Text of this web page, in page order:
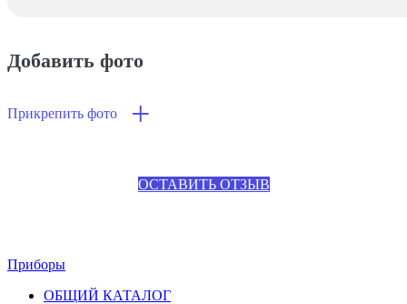
Добавить фото
Прикрепить фото +
ОСТАВИТЬ ОТЗЫВ
Приборы
ОБЩИЙ КАТАЛОГ